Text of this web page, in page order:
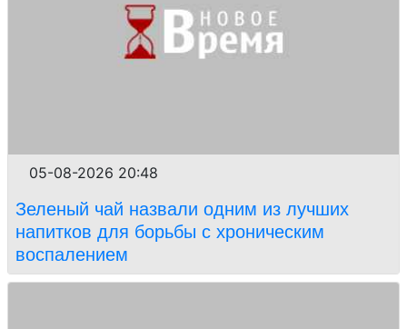
05-08-2026 20:48
Зеленый чай назвали одним из лучших
напитков для борьбы с хроническим
воспалением